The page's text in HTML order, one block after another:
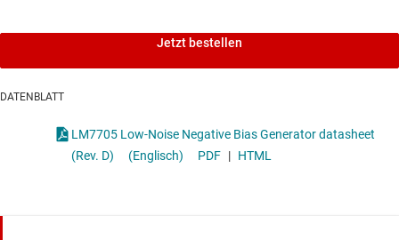
Jetzt bestellen
DATENBLATT
LM7705 Low-Noise Negative Bias Generator datasheet
(Rev. D)
(Englisch) PDF | HTML